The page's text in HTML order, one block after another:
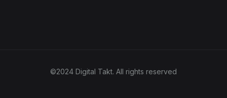
©2024 Digital Takt. All rights reserved